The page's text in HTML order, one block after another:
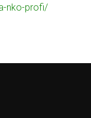
nko-profi/